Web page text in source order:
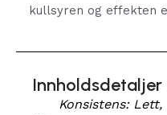
kullsyren og effekten
Konsistens: